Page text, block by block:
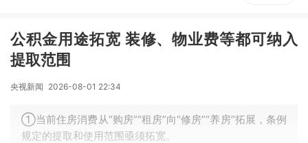
公积金用途拓宽 装修、物业费等都可纳入
提取范围
央视新闻 2026-08-01 22:34
①当前住房消费从“购房”“租房”向“修房”“养房”拓展，条例
规定的提取和使用范围亟须拓宽。